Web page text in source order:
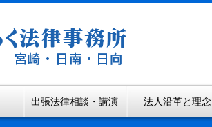
出張法律相談・講演 法人沿革と理念